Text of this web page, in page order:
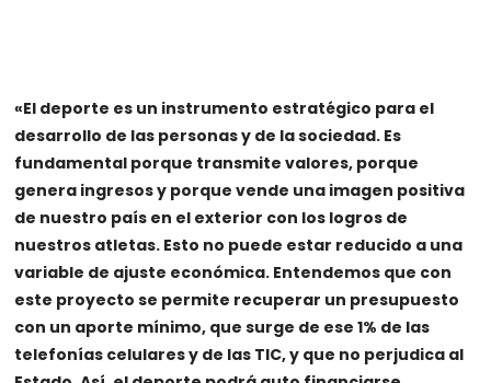
«El deporte es un instrumento estratégico para el
desarrollo de las personas y de la sociedad. Es
fundamental porque transmite valores, porque
genera ingresos y porque vende una imagen positiva
de nuestro país en el exterior con los logros de
nuestros atletas. Esto no puede estar reducido a una
variable de ajuste económica. Entendemos que con
este proyecto se permite recuperar un presupuesto
con un aporte mínimo, que surge de ese 1% de las
telefonías celulares y de las TIC, y que no perjudica al